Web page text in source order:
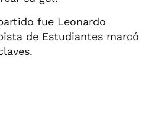
fue Leonardo
de Estudiantes marcó